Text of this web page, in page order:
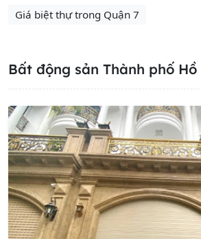
Giá biệt thự trong Quận 7
Bất động sản Thành phố Hồ